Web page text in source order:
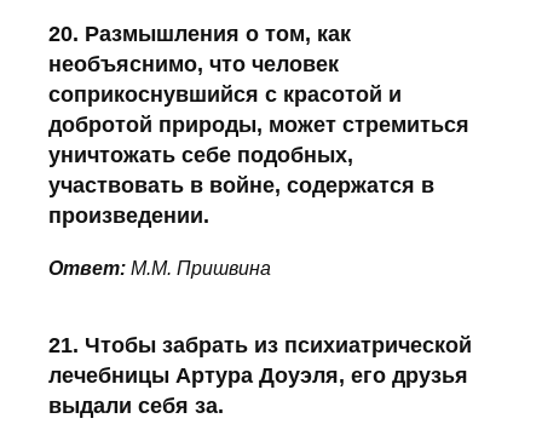
20. Размышления о том, как
необъяснимо, что человек
соприкоснувшийся с красотой и
добротой природы, может стремиться
уничтожать себе подобных,
участвовать в войне, содержатся в
произведении.
Ответ: М.М. Пришвина
21. Чтобы забрать из психиатрической
лечебницы Артура Доуэля, его друзья
выдали себя за.